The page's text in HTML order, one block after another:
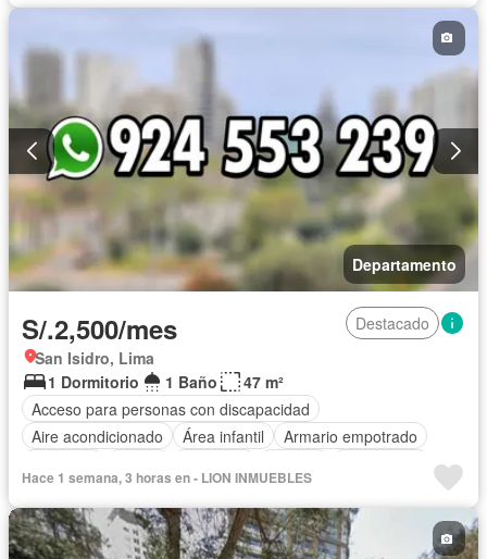
Departamento
S/.2,500/mes
Destacado
San Isidro, Lima
1 Dormitorio
1 Baño
47 m²
Acceso para personas con discapacidad
Aire acondicionado
Área infantil
Armario empotrado
Cancha de tenis
Caseta de vigilancia
Tanque de agua
Cocina equipada
Cuarto de servicio
Cochera
Gas natural Gimnasio Internet
Hace 1 semana, 3 horas en - LION INMUEBLES